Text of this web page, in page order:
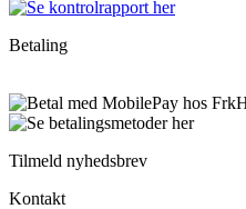
Betaling
Tilmeld nyhedsbrev
Kontakt